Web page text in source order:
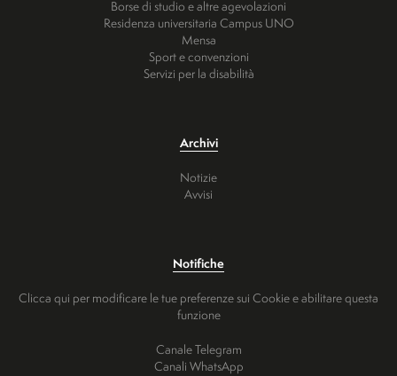
Borse di studio e altre agevolazioni
Residenza universitaria Campus UNO
Mensa
Sport e convenzioni
Servizi per la disabilità
Archivi
Notizie
Avvisi
Notifiche
Clicca qui per modificare le tue preferenze sui Cookie e abilitare questa
funzione
Canale Telegram
Canali WhatsApp